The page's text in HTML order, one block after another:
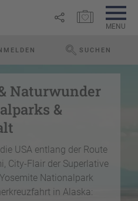
MENU
kopieren
Facebook
Messenger
MERKZETTEL ÖFFNEN
WEBSEITE
SUCHEN
Naturwunder
&
USA entlang der Route
City-Flair der Superlative
Nationalpark
in Alaska: